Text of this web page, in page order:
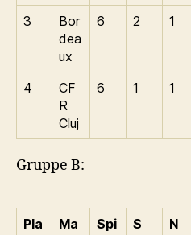
3
Bor
dea
ux
6 2 1
4
CF
R
Cluj
6 1 1
Gruppe B:
Pla
Ma
Spi
S N